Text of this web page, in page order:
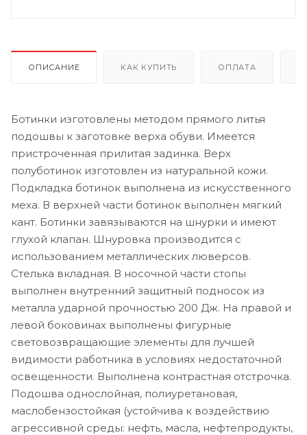
ОПИСАНИЕ КАК КУПИТЬ ОПЛАТА
Ботинки изготовлены методом прямого литья
подошвы к заготовке верха обуви. Имеется
пристроченная прилитая задинка. Верх
полуботинок изготовлен из натуральной кожи.
Подкладка ботинок выполнена из искусственного
меха. В верхней части ботинок выполнен мягкий
кант. Ботинки завязываются на шнурки и имеют
глухой клапан. Шнуровка производится с
использованием металлических люверсов.
Стелька вкладная. В носочной части стопы
выполнен внутренний защитный подносок из
металла ударной прочностью 200 Дж. На правой и
левой боковинах выполнены фигурные
световозвращающие элементы для лучшей
видимости работника в условиях недостаточной
освещенности. Выполнена контрастная отстрочка.
Подошва однослойная, полиуретановая,
маслобензостойкая (устойчива к воздействию
агрессивной среды: нефть, масла, нефтепродукты,